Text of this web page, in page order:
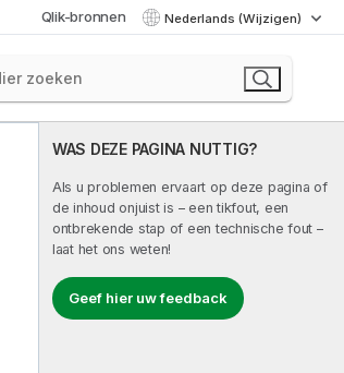
Qlik-bronnen Nederlands (Wijzigen)
WAS DEZE PAGINA NUTTIG?
Als u problemen ervaart op deze pagina of
de inhoud onjuist is – een tikfout, een
ontbrekende stap of een technische fout –
laat het ons weten!
Geef hier uw feedback